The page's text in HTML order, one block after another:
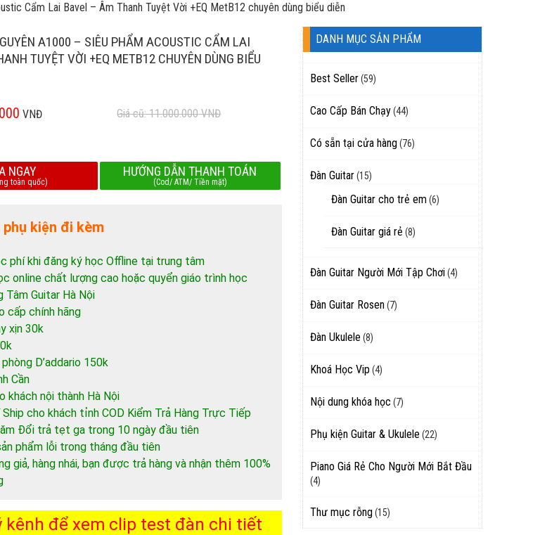
Cẩm Lai Bavel – Âm Thanh Tuyệt Vời +EQ MetB12 chuyên dùng biểu diễn
A1000 – SIÊU PHẨM ACOUSTIC CẨM LAI
TUYỆT VỜI +EQ METB12 CHUYÊN DÙNG BIỂU
VNĐ Giá cũ: 11.000.000VNĐ
NGAY
toàn quốc)
HƯỚNG DẪN THANH TOÁN
(Cod/ ATM/ Tiền mặt)
phụ kiện đi kèm
phí khi đăng ký học Offline tại trung tâm
online chất lượng cao hoặc quyển giáo trình học
Tâm Guitar Hà Nội
cấp chính hãng
xịn 30k
D’addario 150k
Cần
khách nội thành Hà Nội
Ship cho khách tỉnh COD Kiểm Trả Hàng Trực Tiếp
Đổi trả tẹt ga trong 10 ngày đầu tiên
phẩm lỗi trong tháng đầu tiên
giả, hàng nhái, bạn được trả hàng và nhận thêm 100%
kênh để xem clip test đàn chi tiết
DANH MỤC SẢN PHẨM
Best Seller(59)
Cao Cấp Bán Chạy(44)
Có sẵn tại cửa hàng(76)
Đàn Guitar(15)
Đàn Guitar cho trẻ em(6)
Đàn Guitar giá rẻ (8)
Đàn Guitar Người Mới Tập Chơi(4)
Đàn Guitar Rosen(7)
Đàn Ukulele (8)
Khoá Học Vip (4)
Nội dung khóa học (7)
Phụ kiện Guitar & Ukulele (22)
Piano Giá Rẻ Cho Người Mới Bắt Đầu
(4)
Thư mục rỗng(15)